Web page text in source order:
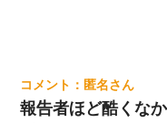
匿名
報告者ほど酷くな